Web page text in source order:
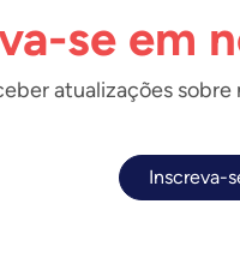
se em
atualizações
Inscreva-